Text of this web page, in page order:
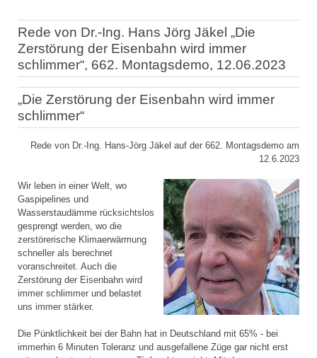
Rede von Dr.-Ing. Hans Jörg Jäkel „Die
Zerstörung der Eisenbahn wird immer
schlimmer“, 662. Montagsdemo, 12.06.2023
„Die Zerstörung der Eisenbahn wird immer
schlimmer“
Rede von Dr.-Ing. Hans-Jörg Jäkel auf der 662. Montagsdemo am
12.6.2023
Wir leben in einer Welt, wo
Gaspipelines und
Wasserstaudämme rücksichtslos
gesprengt werden, wo die
zerstörerische Klimaerwärmung
schneller als berechnet
voranschreitet. Auch die
Zerstörung der Eisenbahn wird
immer schlimmer und belastet
uns immer stärker.
Die Pünktlichkeit bei der Bahn hat in Deutschland mit 65% - bei
immerhin 6 Minuten Toleranz und ausgefallene Züge gar nicht erst